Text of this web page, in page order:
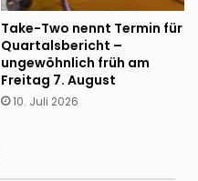
Take-Two nennt Termin für
Quartalsbericht –
ungewöhnlich früh am
Freitag 7. August
10. Juli 2026